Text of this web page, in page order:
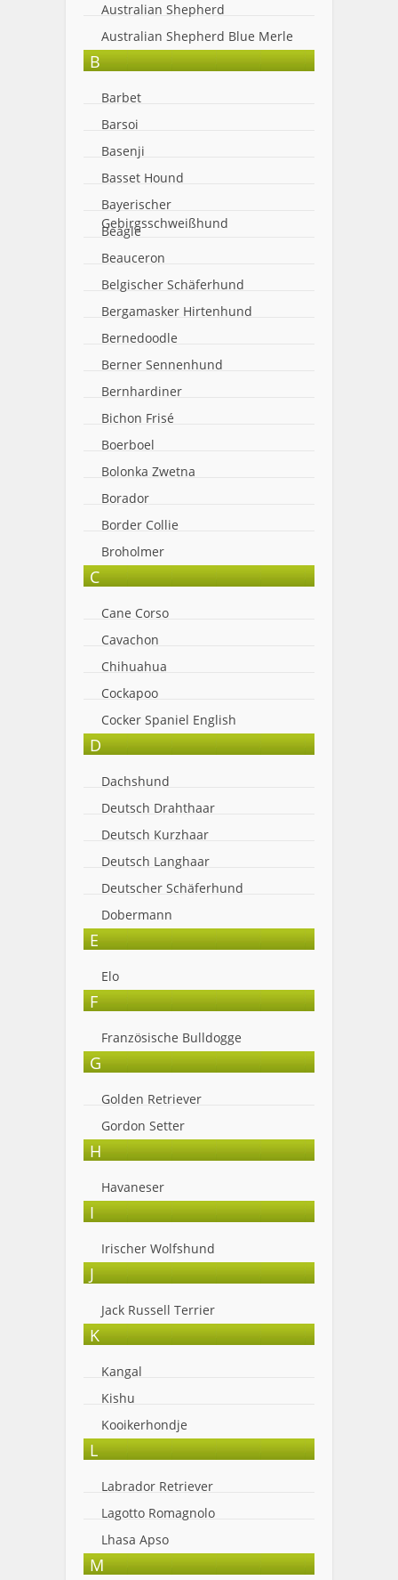
Australian Shepherd
Australian Shepherd Blue Merle
B
Barbet
Barsoi
Basenji
Basset Hound
Bayerischer
Gebirgsschweißhund
Beagle
Beauceron
Belgischer Schäferhund
Bergamasker Hirtenhund
Bernedoodle
Berner Sennenhund
Bernhardiner
Bichon Frisé
Boerboel
Bolonka Zwetna
Borador
Border Collie
Broholmer
C
Cane Corso
Cavachon
Chihuahua
Cockapoo
Cocker Spaniel English
D
Dachshund
Deutsch Drahthaar
Deutsch Kurzhaar
Deutsch Langhaar
Deutscher Schäferhund
Dobermann
E
Elo
F
Französische Bulldogge
G
Golden Retriever
Gordon Setter
H
Havaneser
I
Irischer Wolfshund
J
Jack Russell Terrier
K
Kangal
Kishu
Kooikerhondje
L
Labrador Retriever
Lagotto Romagnolo
Lhasa Apso
M